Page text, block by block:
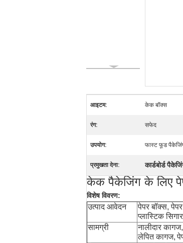
आइटम: केक बॉक्स
रंग: सफेद
उपयोग: फास्ट फूड
प्रमुखता देना: कार्डबोर्ड
केक पैकेजिंग के लिए
विशेष विवरण:
उत्पाद आवेदन
पेपर बॉक्स,
प्लास्टिक सिगार
सामग्री
नालीदार
लेपित कागज,